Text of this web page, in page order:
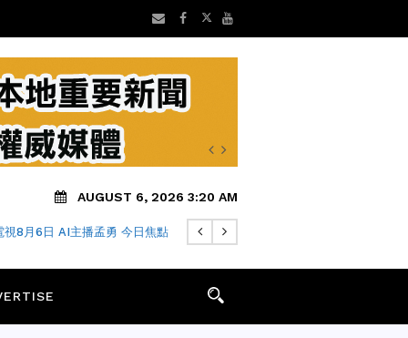
AUGUST 6, 2026 3:20 AM
視8月6日 AI主播孟勇 今日焦點